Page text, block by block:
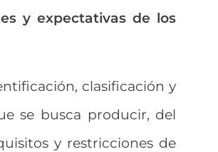
y expectativas de los
clasificación y
se busca producir, del
y restricciones de